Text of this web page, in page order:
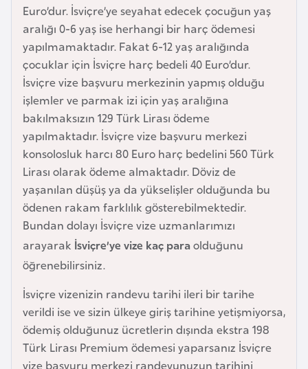
Euro’dur. İsviçre’ye seyahat edecek çocuğun yaş
aralığı 0-6 yaş ise herhangi bir harç ödemesi
yapılmamaktadır. Fakat 6-12 yaş aralığında
çocuklar için İsviçre harç bedeli 40 Euro’dur.
İsviçre vize başvuru merkezinin yapmış olduğu
işlemler ve parmak izi için yaş aralığına
bakılmaksızın 129 Türk Lirası ödeme
yapılmaktadır. İsviçre vize başvuru merkezi
konsolosluk harcı 80 Euro harç bedelini 560 Türk
Lirası olarak ödeme almaktadır. Döviz de
yaşanılan düşüş ya da yükselişler olduğunda bu
ödenen rakam farklılık gösterebilmektedir.
Bundan dolayı İsviçre vize uzmanlarımızı
arayarak İsviçre’ye vize kaç paraolduğunu
öğrenebilirsiniz.
İsviçre vizenizin randevu tarihi ileri bir tarihe
verildi ise ve sizin ülkeye giriş tarihine yetişmiyorsa,
ödemiş olduğunuz ücretlerin dışında ekstra 198
Türk Lirası Premium ödemesi yaparsanız İsviçre
vize başvuru merkezi randevunuzun tarihini
B
e
l
a
r
u
s
B
e
l
ç
i
k
B
e
n